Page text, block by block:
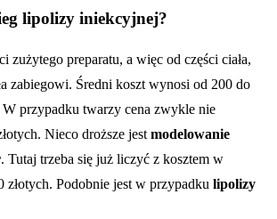
lipolizy iniekcyjnej?
zużytego preparatu, a więc od części ciała,
zabiegowi. Średni koszt wynosi od 200 do
W przypadku twarzy cena zwykle nie
Nieco droższe jest modelowanie
. Tutaj trzeba się już liczyć z kosztem w
złotych. Podobnie jest w przypadku lipolizy